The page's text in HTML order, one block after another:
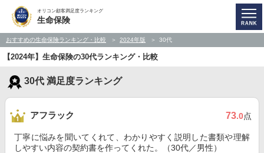
オリコン顧客満足度ランキング
生命保険
おすすめの生命保険ランキング・比較 2024年版 30代
【2024年】生命保険の30代ランキング・比較
30代 満足度ランキング
アフラック 73.0点
丁寧に悩みを聞いてくれて、わかりやすく説明した書類や理解
しやすい内容の契約書を作ってくれた。（30代／男性）